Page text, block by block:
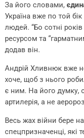
За його словами,
Україна вже по той
людей. “Бо сотні
ресурсом та
додав він.
Андрій Хливнюк вже
хоче, щоб з нього
є ним. На його думку,
артилерія, а не
Весь жах війни бере
спецпризначенці, які